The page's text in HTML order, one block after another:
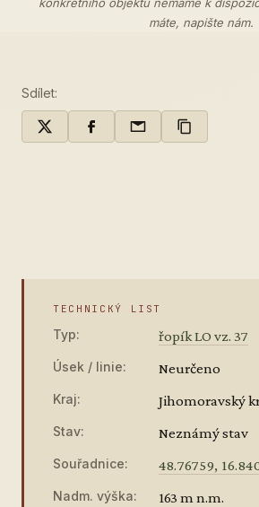
máte, napište nám.
Sdílet:
TECHNICKÝ LIST
Typ: řopík LO vz. 37
Úsek / linie: Neurčeno
Kraj: Jihomoravský
Stav: Neznámý stav
Souřadnice: 48.76759,
Nadm. výška: 163 m n.m.